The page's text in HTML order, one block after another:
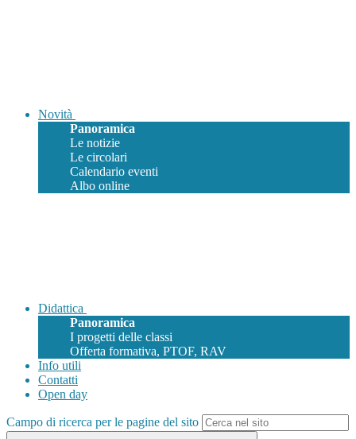
Novità
Panoramica
Le notizie
Le circolari
Calendario eventi
Albo online
Didattica
Panoramica
I progetti delle classi
Offerta formativa, PTOF, RAV
Info utili
Contatti
Open day
Campo di ricerca per le pagine del sito